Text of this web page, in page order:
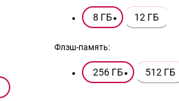
8 ГБ 12 ГБ
Флэш-память:
256 ГБ 512 ГБ